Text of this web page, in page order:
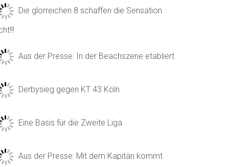
Die glorreichen 8 schaffen die Sensation
Aus der Presse: In der Beachszene etabliert
Derbysieg gegen KT 43 Köln
Eine Basis für die Zweite Liga
Aus der Presse: Mit dem Kapitän kommt